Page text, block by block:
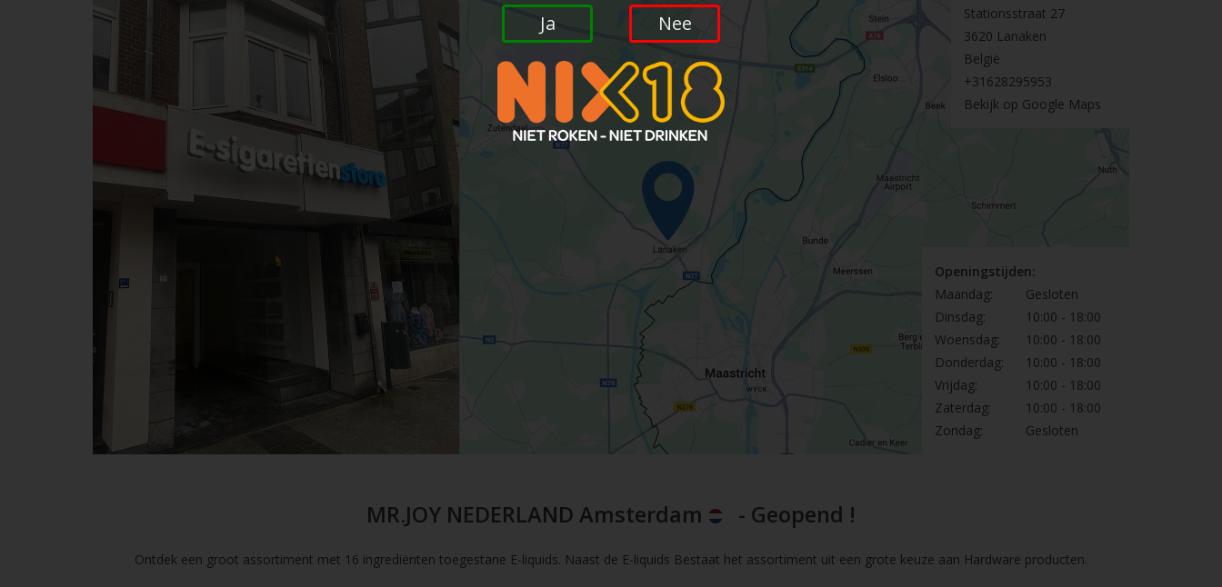
Stationsstraat 27
3620 Lanaken
België
+31628295953
Bekijk op Google Maps
Openingstijden:
Maandag:
Gesloten
Dinsdag:
10:00 - 18:00
Woensdag:
10:00 - 18:00
Donderdag:
10:00 - 18:00
Vrijdag:
10:00 - 18:00
Zaterdag:
10:00 - 18:00
Zondag:
Gesloten
MR.JOY NEDERLAND Amsterdam - Geopend !
Ontdek een groot assortiment met 16 ingrediënten toegestane E-liquids. Naast de E-liquids Bestaat het assortiment uit een grote keuze aan Hardware producten.
Ja Nee